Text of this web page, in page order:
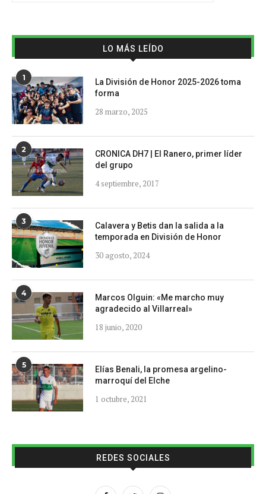
LO MÁS LEÍDO
1
La División de Honor 2025-2026 toma
forma
28 marzo, 2025
2
CRONICA DH7 | El Ranero, primer líder
del grupo
4 septiembre, 2017
3
Calavera y Betis dan la salida a la
temporada en División de Honor
30 agosto, 2024
4
Marcos Olguin: «Me marcho muy
agradecido al Villarreal»
18 junio, 2020
5
Elías Benali, la promesa argelino-
marroquí del Elche
1 octubre, 2021
REDES SOCIALES